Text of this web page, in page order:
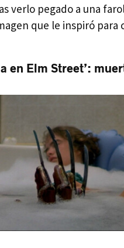
verlo pegado a una
que le inspiró para
en Elm Street’: